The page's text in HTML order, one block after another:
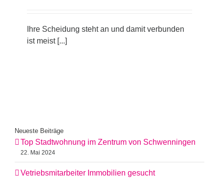
Ihre Scheidung steht an und damit verbunden
ist meist [...]
Neueste Beiträge
Top Stadtwohnung im Zentrum von Schwenningen
22. Mai 2024
Vetriebsmitarbeiter Immobilien gesucht